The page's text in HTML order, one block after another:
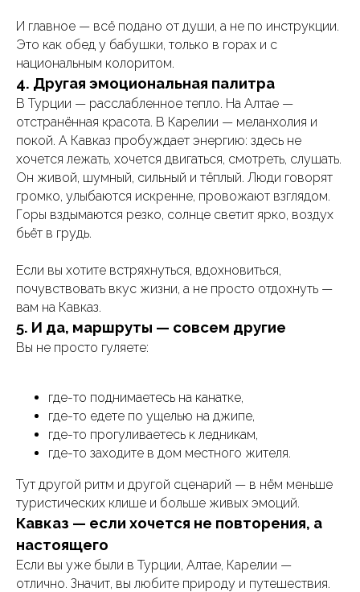
И главное — всё подано от души, а не по инструкции.
Это как обед у бабушки, только в горах и с
национальным колоритом.
4. Другая эмоциональная палитра
В Турции — расслабленное тепло. На Алтае —
отстранённая красота. В Карелии — меланхолия и
покой. А Кавказ пробуждает энергию: здесь не
хочется лежать, хочется двигаться, смотреть, слушать.
Он живой, шумный, сильный и тёплый. Люди говорят
громко, улыбаются искренне, провожают взглядом.
Горы вздымаются резко, солнце светит ярко, воздух
бьёт в грудь.
Если вы хотите встряхнуться, вдохновиться,
почувствовать вкус жизни, а не просто отдохнуть —
вам на Кавказ.
5. И да, маршруты — совсем другие
Вы не просто гуляете:
где-то поднимаетесь на канатке,
где-то едете по ущелью на джипе,
где-то прогуливаетесь к ледникам,
где-то заходите в дом местного жителя.
Тут другой ритм и другой сценарий — в нём меньше
туристических клише и больше живых эмоций.
Кавказ — если хочется не повторения, а
настоящего
Если вы уже были в Турции, Алтае, Карелии —
отлично. Значит, вы любите природу и путешествия.